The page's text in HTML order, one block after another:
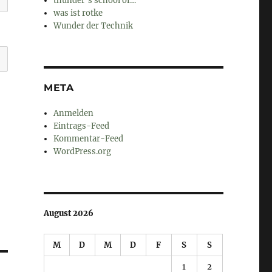
was ist rotke
Wunder der Technik
META
Anmelden
Eintrags-Feed
Kommentar-Feed
WordPress.org
August 2026
M D M D F S S
1 2